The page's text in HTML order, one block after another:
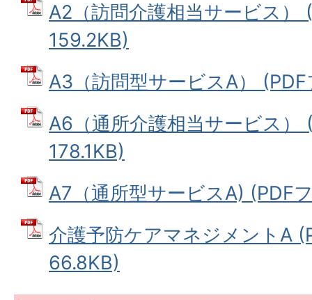
A2（訪問介護相当サービス）
159.2KB)
A3（訪問型サービスA）
A6（通所介護相当サービス）
178.1KB)
A7（通所型サービスA) (PDF
介護予防ケアマネジメントA
66.8KB)